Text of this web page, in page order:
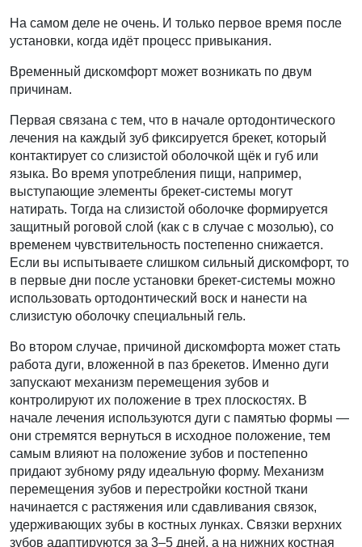
На самом деле не очень. И только первое время после
установки, когда идёт процесс привыкания.
Временный дискомфорт может возникать по двум
причинам.
Первая связана с тем, что в начале ортодонтического
лечения на каждый зуб фиксируется брекет, который
контактирует со слизистой оболочкой щёк и губ или
языка. Во время употребления пищи, например,
выступающие элементы брекет-системы могут
натирать. Тогда на слизистой оболочке формируется
защитный роговой слой (как с в случае с мозолью), со
временем чувствительность постепенно снижается.
Если вы испытываете слишком сильный дискомфорт, то
в первые дни после установки брекет-системы можно
использовать ортодонтический воск и нанести на
слизистую оболочку специальный гель.
Во втором случае, причиной дискомфорта может стать
работа дуги, вложенной в паз брекетов. Именно дуги
запускают механизм перемещения зубов и
контролируют их положение в трех плоскостях. В
начале лечения используются дуги с памятью формы —
они стремятся вернуться в исходное положение, тем
самым влияют на положение зубов и постепенно
придают зубному ряду идеальную форму. Механизм
перемещения зубов и перестройки костной ткани
начинается с растяжения или сдавливания связок,
удерживающих зубы в костных лунках. Связки верхних
зубов адаптируются за 3–5 дней, а на нижних костная